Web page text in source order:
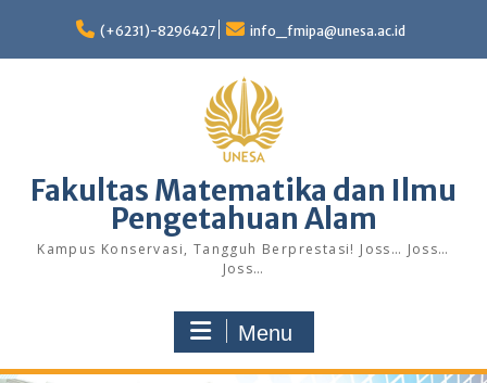
content
(+6231)-8296427 info_fmipa@unesa.ac.id
Fakultas Matematika dan Ilmu
Pengetahuan Alam
Kampus Konservasi, Tangguh Berprestasi! Joss… Joss…
Joss…
Menu